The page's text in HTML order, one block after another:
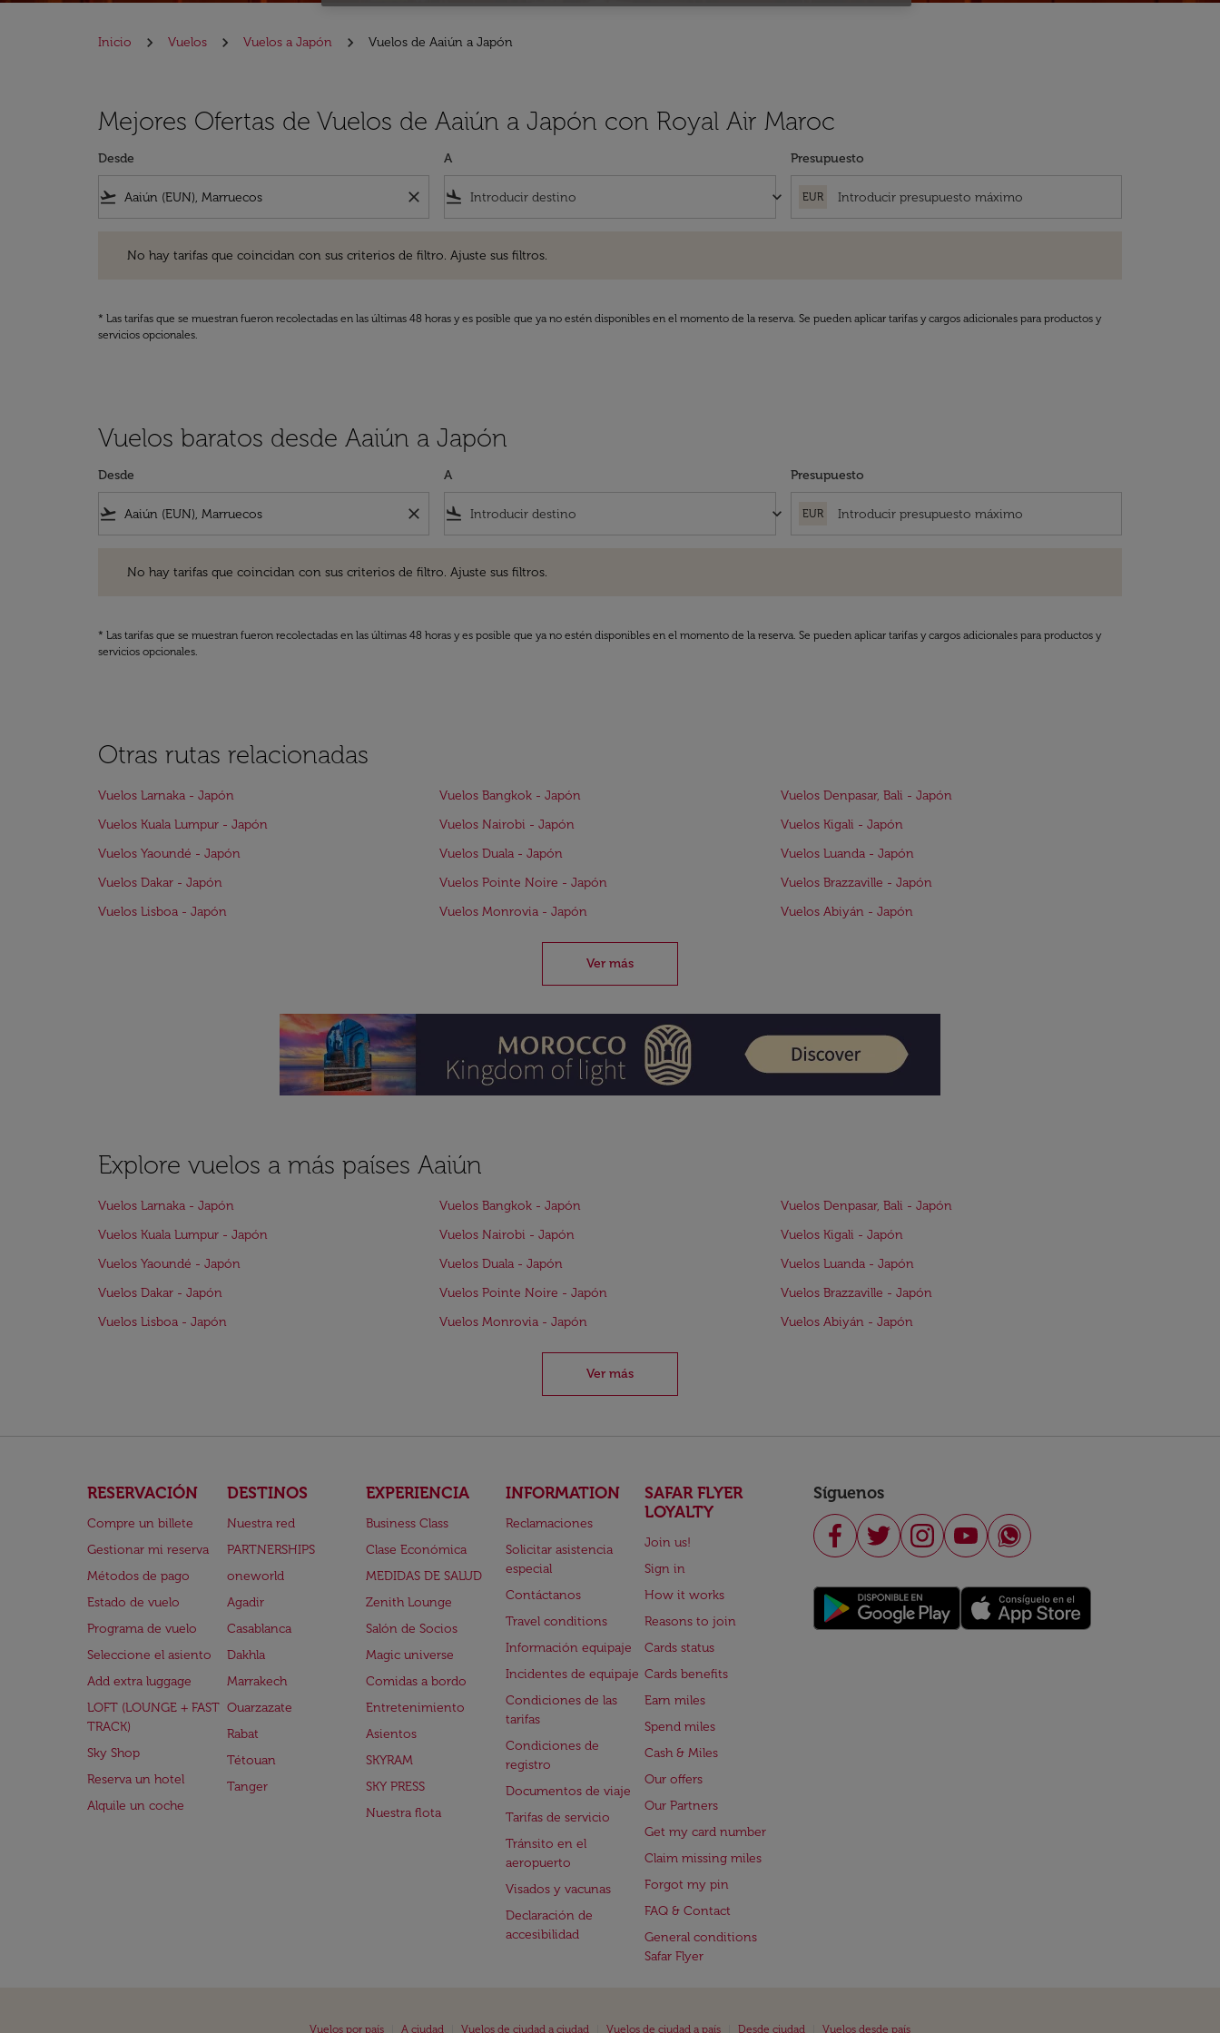
Inicio Vuelos Vuelos a Japón Vuelos de Aaiún a Japón
Mejores Ofertas de Vuelos de Aaiún a Japón con Royal Air Maroc
Desde
flight_takeoff close
A
flight_land keyboard_arrow_down
Presupuesto
EUR
No hay tarifas que coincidan con sus criterios de filtro. Ajuste sus filtros.
* Las tarifas que se muestran fueron recolectadas en las últimas 48 horas y es posible que ya no estén disponibles en el momento de la reserva. Se pueden aplicar tarifas y cargos adicionales para productos y
servicios opcionales.
Vuelos baratos desde Aaiún a Japón
Desde
flight_takeoff close
A
flight_land keyboard_arrow_down
Presupuesto
EUR
No hay tarifas que coincidan con sus criterios de filtro. Ajuste sus filtros.
* Las tarifas que se muestran fueron recolectadas en las últimas 48 horas y es posible que ya no estén disponibles en el momento de la reserva. Se pueden aplicar tarifas y cargos adicionales para productos y
servicios opcionales.
Otras rutas relacionadas
Vuelos Larnaka - Japón Vuelos Bangkok - Japón
Vuelos Denpasar, Bali - Japón
Vuelos Kuala Lumpur - Japón
Vuelos Nairobi - Japón
Vuelos Kigali - Japón
Vuelos Yaoundé - Japón
Vuelos Duala - Japón
Vuelos Luanda - Japón
Vuelos Dakar - Japón
Vuelos Pointe Noire - Japón
Vuelos Brazzaville - Japón
Vuelos Lisboa - Japón
Vuelos Monrovia - Japón Vuelos Abiyán - Japón
Ver más
Explore vuelos a más países Aaiún
Vuelos Larnaka - Japón Vuelos Bangkok - Japón
Vuelos Denpasar, Bali - Japón
Vuelos Kuala Lumpur - Japón
Vuelos Nairobi - Japón
Vuelos Kigali - Japón
Vuelos Yaoundé - Japón
Vuelos Duala - Japón
Vuelos Luanda - Japón
Vuelos Dakar - Japón
Vuelos Pointe Noire - Japón
Vuelos Brazzaville - Japón
Vuelos Lisboa - Japón
Vuelos Monrovia - Japón Vuelos Abiyán - Japón
Ver más
RESERVACIÓN
Compre un billete
Gestionar mi reserva
Métodos de pago
Estado de vuelo
Programa de vuelo
Seleccione el asiento
Add extra luggage
LOFT (LOUNGE + FAST
TRACK)
Sky Shop
Reserva un hotel
Alquile un coche
DESTINOS
Nuestra red
PARTNERSHIPS
oneworld
Agadir
Casablanca
Dakhla
Marrakech
Ouarzazate
Rabat
Tétouan
Tanger
EXPERIENCIA
Business Class
Clase Económica
MEDIDAS DE SALUD
Zenith Lounge
Salón de Socios
Magic universe
Comidas a bordo
Entretenimiento
Asientos
SKYRAM
SKY PRESS
Nuestra flota
INFORMATION
Reclamaciones
Solicitar asistencia
especial
Contáctanos
Travel conditions
Información equipaje
Incidentes de equipaje
Condiciones de las
tarifas
Condiciones de
registro
Documentos de viaje
Tarifas de servicio
Tránsito en el
aeropuerto
Visados y vacunas
Declaración de
accesibilidad
SAFAR FLYER
LOYALTY
Join us!
Sign in
How it works
Reasons to join
Cards status
Cards benefits
Earn miles
Spend miles
Cash & Miles
Our offers
Our Partners
Get my card number
Claim missing miles
Forgot my pin
FAQ & Contact
General conditions
Safar Flyer
Síguenos
Vuelos por país A ciudad Vuelos de ciudad a ciudad Vuelos de ciudad a país Desde ciudad Vuelos desde país